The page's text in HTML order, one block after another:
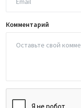
Комментарий